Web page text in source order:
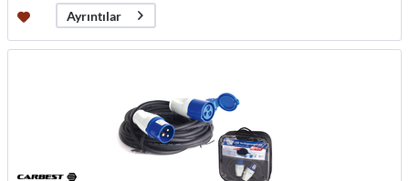
Ayrıntılar